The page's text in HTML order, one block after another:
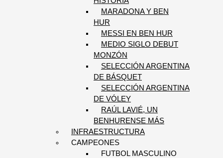
MARADONA Y BEN
HUR
MESSI EN BEN HUR
MEDIO SIGLO DEBUT
MONZÓN
SELECCIÓN ARGENTINA
DE BÁSQUET
SELECCIÓN ARGENTINA
DE VÓLEY
RAÚL LAVIÉ, UN
BENHURENSE MÁS
INFRAESTRUCTURA
CAMPEONES
FUTBOL MASCULINO